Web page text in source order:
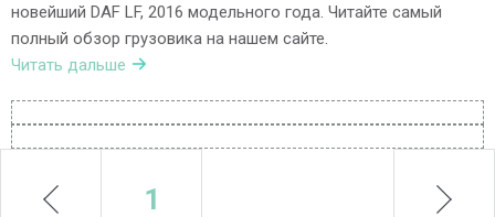
новейший DAF LF, 2016 модельного года. Читайте самый
полный обзор грузовика на нашем сайте.
Читать дальше
prev 1 next